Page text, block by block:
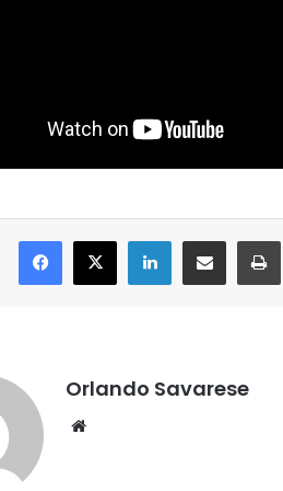
Facebook
X LinkedIn
Condividi via Email
Orlando Savarese